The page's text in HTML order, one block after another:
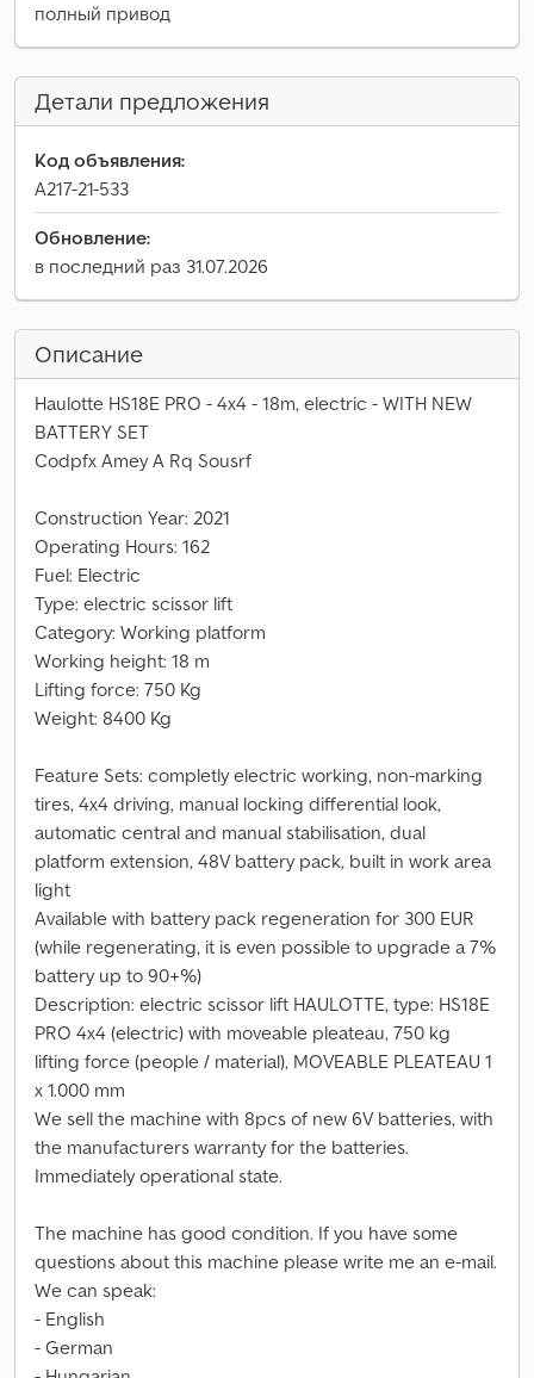
полный привод
Детали предложения
Код объявления:
A217-21-533
Обновление:
в последний раз 31.07.2026
Описание
Haulotte HS18E PRO - 4x4 - 18m, electric - WITH NEW
BATTERY SET
Codpfx Amey A Rq Sousrf
Construction Year: 2021
Operating Hours: 162
Fuel: Electric
Type: electric scissor lift
Category: Working platform
Working height: 18 m
Lifting force: 750 Kg
Weight: 8400 Kg
Feature Sets: completly electric working, non-marking
tires, 4x4 driving, manual locking differential look,
automatic central and manual stabilisation, dual
platform extension, 48V battery pack, built in work area
light
Available with battery pack regeneration for 300 EUR
(while regenerating, it is even possible to upgrade a 7%
battery up to 90+%)
Description: electric scissor lift HAULOTTE, type: HS18E
PRO 4x4 (electric) with moveable pleateau, 750 kg
lifting force (people / material), MOVEABLE PLEATEAU 1
x 1.000 mm
We sell the machine with 8pcs of new 6V batteries, with
the manufacturers warranty for the batteries.
Immediately operational state.
The machine has good condition. If you have some
questions about this machine please write me an e-mail.
We can speak:
- English
- German